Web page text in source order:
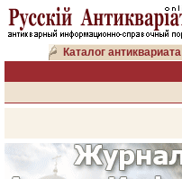
Каталог антиквариата